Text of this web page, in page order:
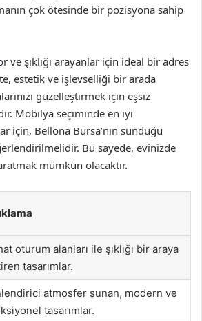
çok ötesinde bir pozisyona sahip
ve şıklığı arayanlar için ideal bir adres
estetik ve işlevselliği bir arada
güzelleştirmek için eşsiz
Mobilya seçiminde en iyi
için, Bellona Bursa’nın sunduğu
Bu sayede, evinizde
mümkün olacaktır.
oturum alanları ile şıklığı bir araya
tasarımlar.
atmosfer sunan, modern ve
tasarımlar.